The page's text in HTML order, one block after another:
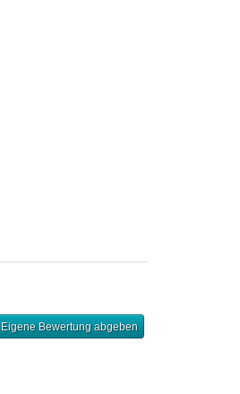
Eigene Bewertung abgeben